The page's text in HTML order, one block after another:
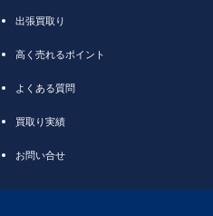
出張買取り
高く売れるポイント
よくある質問
買取り実績
お問い合せ